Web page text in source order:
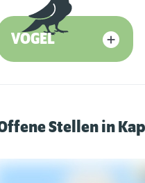
VOGEL
Stellen in